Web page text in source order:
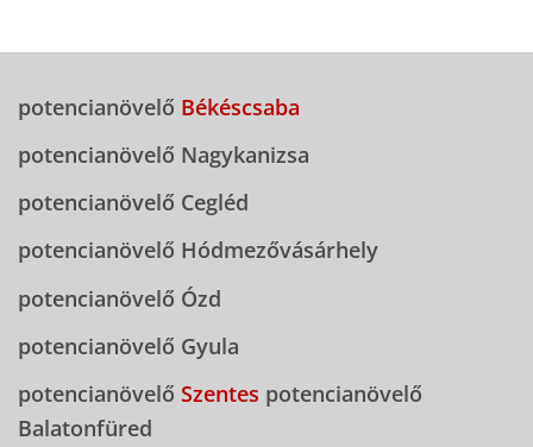
potencianövelő Békéscsaba
potencianövelő Nagykanizsa
potencianövelő Cegléd
potencianövelő Hódmezővásárhely
potencianövelő Ózd
potencianövelő Gyula
potencianövelő Szentes potencianövelő
Balatonfüred